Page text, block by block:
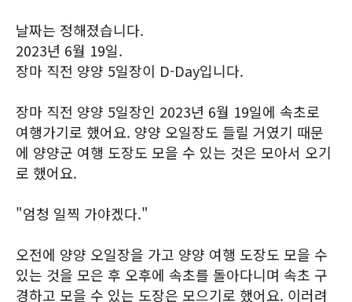
날짜는 정해졌습니다.
2023년 6월 19일.
장마 직전 양양 5일장이 D-Day입니다.
장마 직전 양양 5일장인 2023년 6월 19일에 속초로
여행가기로 했어요. 양양 오일장도 들릴 거였기 때문
에 양양군 여행 도장도 모을 수 있는 것은 모아서 오기
로 했어요.
"엄청 일찍 가야겠다."
오전에 양양 오일장을 가고 양양 여행 도장도 모을 수
있는 것을 모은 후 오후에 속초를 돌아다니며 속초 구
경하고 모을 수 있는 도장은 모으기로 했어요. 이러려